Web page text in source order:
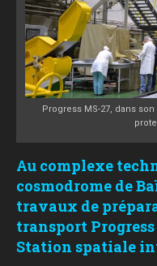
Progress MS-27, dans
Au complexe
cosmodrome de
travaux de
transport
Station spatiale